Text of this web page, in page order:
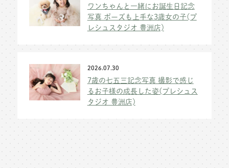
ワンちゃんと一緒にお誕生日記念
写真 ポーズも上手な3歳女の子(プ
レシュスタジオ 豊洲店)
2026.07.30
7歳の七五三記念写真 撮影で感じ
るお子様の成長した姿(プレシュス
タジオ 豊洲店)